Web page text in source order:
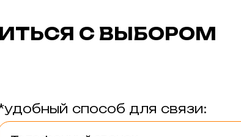
С ВЫБОРОМ
способ для связи: